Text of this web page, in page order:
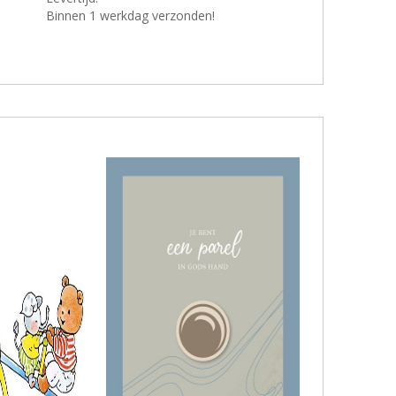
Binnen 1 werkdag verzonden!